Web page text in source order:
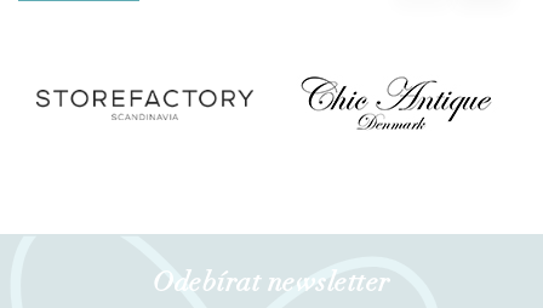
Odebírat newsletter